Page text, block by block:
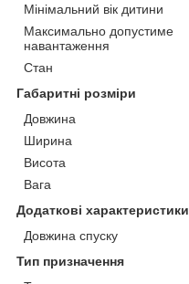
Мінімальний вік дитини
Максимально допустиме
навантаження
Стан
Габаритні розміри
Довжина
Ширина
Висота
Вага
Додаткові характеристики
Довжина спуску
Тип призначення